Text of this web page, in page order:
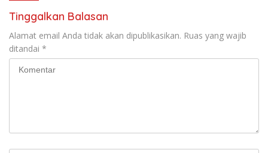
Tinggalkan Balasan
Alamat email Anda tidak akan dipublikasikan. Ruas yang wajib
ditandai *